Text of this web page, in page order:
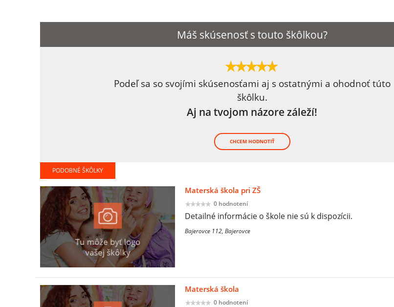
Máš skúsenosť s touto škôlkou?
Podeľ sa so svojími skúsenosťami aj s ostatnými a ohodnoť túto
škôlku.
Aj na tvojom názore záleží!
CHCEM HODNOTIŤ
PODOBNÉ ŠKÔLKY
Materská škola pri ZŠ
0 hodnotení
Detailné informácie o škole nie sú k dispozícii.
Bajerovce 112, Bajerovce
Materská škola
0 hodnotení